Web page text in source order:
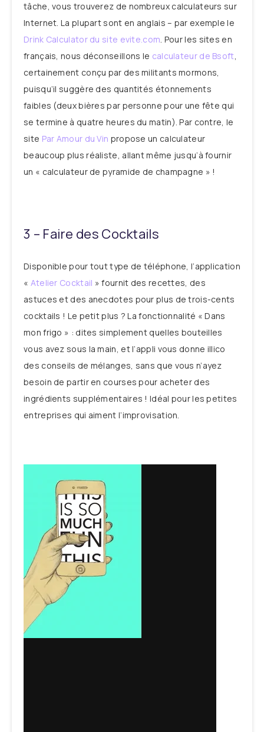
tâche, vous trouverez de nombreux calculateurs sur
Internet. La plupart sont en anglais – par exemple le
Drink Calculator du site evite.com. Pour les sites en
français, nous déconseillons le calculateur de Bsoft,
certainement conçu par des militants mormons,
puisqu’il suggère des quantités étonnements
faibles (deux bières par personne pour une fête qui
se termine à quatre heures du matin). Par contre, le
site Par Amour du Vin propose un calculateur
beaucoup plus réaliste, allant même jusqu’à fournir
un « calculateur de pyramide de champagne » !
3 – Faire des Cocktails
Disponible pour tout type de téléphone, l’application
« Atelier Cocktail » fournit des recettes, des
astuces et des anecdotes pour plus de trois-cents
cocktails ! Le petit plus ? La fonctionnalité « Dans
mon frigo » : dites simplement quelles bouteilles
vous avez sous la main, et l’appli vous donne illico
des conseils de mélanges, sans que vous n’ayez
besoin de partir en courses pour acheter des
ingrédients supplémentaires ! Idéal pour les petites
entreprises qui aiment l’improvisation.